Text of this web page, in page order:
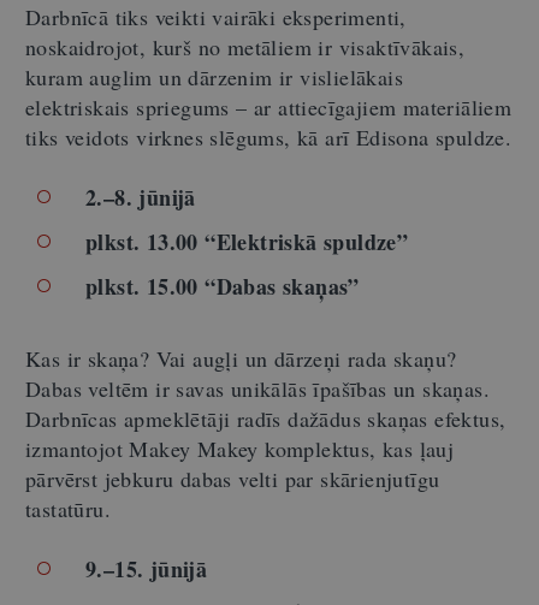
Darbnīcā tiks veikti vairāki eksperimenti,
noskaidrojot, kurš no metāliem ir visaktīvākais,
kuram auglim un dārzenim ir vislielākais
elektriskais spriegums – ar attiecīgajiem materiāliem
tiks veidots virknes slēgums, kā arī Edisona spuldze.
2.–8. jūnijā
plkst. 13.00 “Elektriskā spuldze”
plkst. 15.00 “Dabas skaņas”
Kas ir skaņa? Vai augļi un dārzeņi rada skaņu?
Dabas veltēm ir savas unikālās īpašības un skaņas.
Darbnīcas apmeklētāji radīs dažādus skaņas efektus,
izmantojot Makey Makey komplektus, kas ļauj
pārvērst jebkuru dabas velti par skārienjutīgu
tastatūru.
9.–15. jūnijā